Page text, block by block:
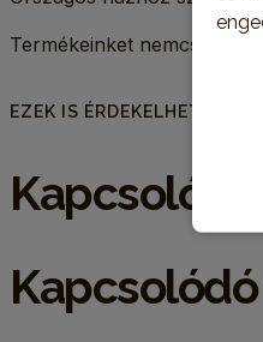
Termékeinket nemcsak
EZEK IS ÉRDEKELHETIK